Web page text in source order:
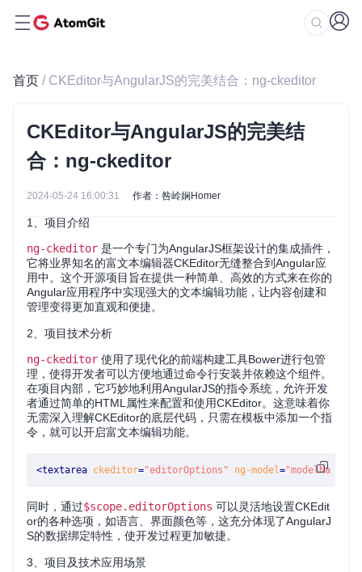
首页 / CKEditor与AngularJS的完美结合：ng-ckeditor
CKEditor与AngularJS的完美结
合：ng-ckeditor
2024-05-24 16:00:31 作者：咎岭娴Homer
1、项目介绍
ng-ckeditor 是一个专门为AngularJS框架设计的集成插件，
它将业界知名的富文本编辑器CKEditor无缝整合到Angular应
用中。这个开源项目旨在提供一种简单、高效的方式来在你的
Angular应用程序中实现强大的文本编辑功能，让内容创建和
管理变得更加直观和便捷。
2、项目技术分析
ng-ckeditor 使用了现代化的前端构建工具Bower进行包管
理，使得开发者可以方便地通过命令行安装并依赖这个组件。
在项目内部，它巧妙地利用AngularJS的指令系统，允许开发
者通过简单的HTML属性来配置和使用CKEditor。这意味着你
无需深入理解CKEditor的底层代码，只需在模板中添加一个指
令，就可以开启富文本编辑功能。
<textarea ckeditor="editorOptions" ng-model="modelName"
同时，通过$scope.editorOptions 可以灵活地设置CKEdit
or的各种选项，如语言、界面颜色等，这充分体现了AngularJ
S的数据绑定特性，使开发过程更加敏捷。
3、项目及技术应用场景